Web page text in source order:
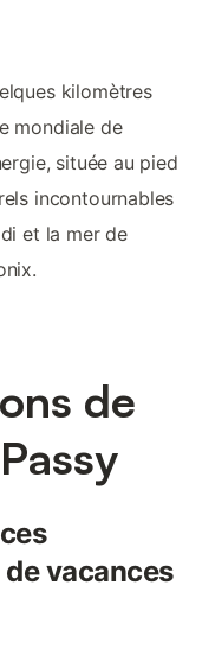
kilomètres
mondiale de
située au pied
incontournables
et la mer de
de
vacances